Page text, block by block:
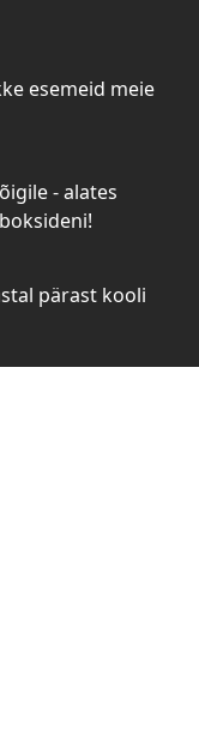
esemeid meie
- alates
pärast kooli